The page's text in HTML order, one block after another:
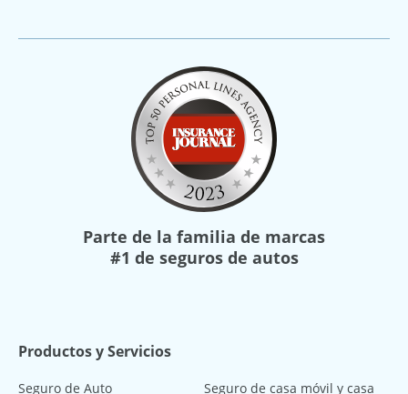
Parte de la familia de marcas
#1 de seguros de autos
Productos y Servicios
Seguro de Auto Seguro de casa móvil y casa